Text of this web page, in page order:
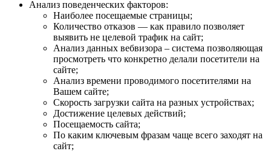
Анализ поведенческих факторов:
Наиболее посещаемые страницы;
Количество отказов — как правило позволяет
выявить не целевой трафик на сайт;
Анализ данных вебвизора – система позволяющая
просмотреть что конкретно делали посетители на
сайте;
Анализ времени проводимого посетителями на
Вашем сайте;
Скорость загрузки сайта на разных устройствах;
Достижение целевых действий;
Посещаемость сайта;
По каким ключевым фразам чаще всего заходят на
сайт;